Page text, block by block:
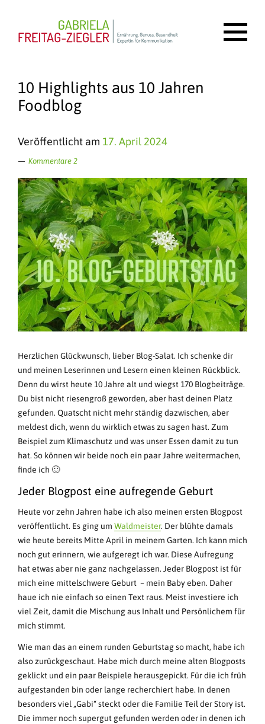
10 Highlights aus 10 Jahren
Foodblog
Veröffentlicht am 17. April 2024
Kommentare 2
Herzlichen Glückwunsch, lieber Blog-Salat. Ich schenke dir
und meinen Leserinnen und Lesern einen kleinen Rückblick.
Denn du wirst heute 10 Jahre alt und wiegst 170 Blogbeiträge.
Du bist nicht riesengroß geworden, aber hast deinen Platz
gefunden. Quatscht nicht mehr ständig dazwischen, aber
meldest dich, wenn du wirklich etwas zu sagen hast. Zum
Beispiel zum Klimaschutz und was unser Essen damit zu tun
hat. So können wir beide noch ein paar Jahre weitermachen,
finde ich 🙂
Jeder Blogpost eine aufregende Geburt
Heute vor zehn Jahren habe ich also meinen ersten Blogpost
veröffentlicht. Es ging um Waldmeister. Der blühte damals
wie heute bereits Mitte April in meinem Garten. Ich kann mich
noch gut erinnern, wie aufgeregt ich war. Diese Aufregung
hat etwas aber nie ganz nachgelassen. Jeder Blogpost ist für
mich eine mittelschwere Geburt – mein Baby eben. Daher
haue ich nie einfach so einen Text raus. Meist investiere ich
viel Zeit, damit die Mischung aus Inhalt und Persönlichem für
mich stimmt.
Wie man das an einem runden Geburtstag so macht, habe ich
also zurückgeschaut. Habe mich durch meine alten Blogposts
geklickt und ein paar Beispiele herausgepickt. Für die ich früh
aufgestanden bin oder lange recherchiert habe. In denen
besonders viel „Gabi“ steckt oder die Familie Teil der Story ist.
Die immer noch supergut gefunden werden oder in denen ich